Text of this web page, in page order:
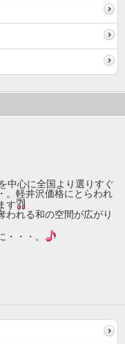
中心に全国より選りすぐ
。軽井沢価格にとらわれ
す
われる和の空間が広がり
・・。